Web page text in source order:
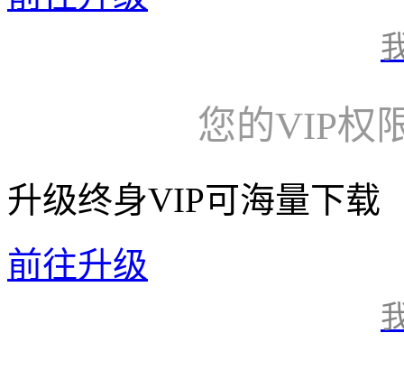
您的VIP权
升级终身VIP可海量下载
前往升级